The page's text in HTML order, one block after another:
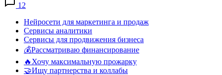
12
Нейросети для маркетинга и продаж
Сервисы аналитики
Сервисы для продвижения бизнеса
💰Рассматриваю финансирование
🔥Хочу максимальную прожарку
🤝Ищу партнерства и коллабы